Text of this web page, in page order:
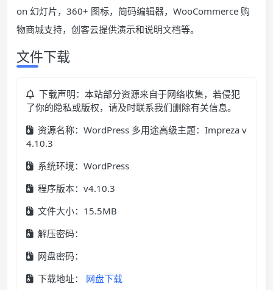
on 幻灯片，360+ 图标，简码编辑器，WooCommerce 购
物商城支持，创客云提供演示和说明文档等。
文件下载
下载声明：本站部分资源来自于网络收集，若侵犯
了你的隐私或版权，请及时联系我们删除有关信息。
资源名称：WordPress 多用途高级主题：Impreza v
4.10.3
系统环境：WordPress
程序版本：v4.10.3
文件大小：15.5MB
解压密码：
网盘密码：
下载地址：
网盘下载